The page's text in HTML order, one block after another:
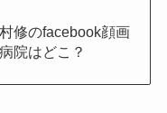
修のfacebook顔画
院はどこ？